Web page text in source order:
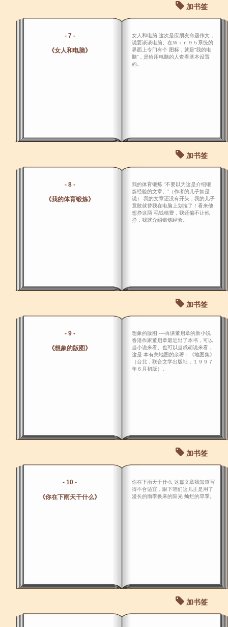
加书签
- 7 -
《女人和电脑》
女人和电脑 这次是应朋友命题作文，
说要谈谈电脑。在Ｗｉｎ９５系统的
界面上专门有个 图标，就是“我的电
脑”，是给用电脑的人查看基本设置
的。
加书签
- 8 -
《我的体育锻炼》
我的体育锻炼 “不要以为这是介绍锻
炼经验的文章。”（作者的儿子如是
说） 我的文章还没有开头，我的儿子
竟敢就替我在电脑上划拉了！看来他
想挣这两 毛钱稿费，我还偏不让他
挣，我就介绍锻炼经验。
加书签
- 9 -
《想象的版图》
想象的版图 ----再谈董启章的新小说
香港作家董启章最近出了本书，可以
当小说来看、也可以当成胡说来看，
这是 本有关地图的杂著：《地图集》
（台北，联合文学出版社，１９９７
年６月初版）。
加书签
- 10 -
《你在下雨天干什么》
你在下雨天干什么 这篇文章我知道写
得不合适宜，眼下咱们这儿正是用了
漫长的雨季换来的阳光 灿烂的旱季。
加书签